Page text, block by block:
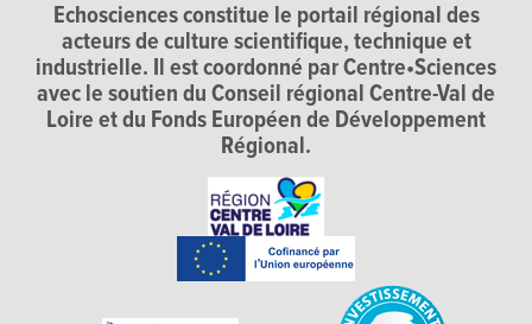
Echosciences constitue le portail régional des
acteurs de culture scientifique, technique et
industrielle. Il est coordonné par Centre•Sciences
avec le soutien du Conseil régional Centre-Val de
Loire et du Fonds Européen de Développement
Régional.